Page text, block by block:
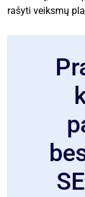
rašyti veiksmų